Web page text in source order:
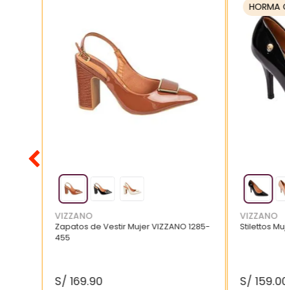
VIZZANO
Zapatos de Vestir Mujer VIZZANO 1285-
455
S/ 169.90
HORMA
VIZZANO
Stilettos
S/ 159.